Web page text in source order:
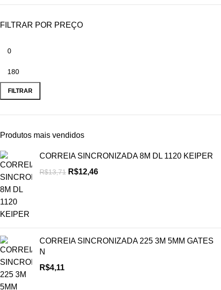
FILTRAR POR PREÇO
FILTRAR
Produtos mais vendidos
CORREIA SINCRONIZADA 8M DL 1120 KEIPER
R$13,71 R$12,46
CORREIA SINCRONIZADA 225 3M 5MM GATES
N
R$4,11